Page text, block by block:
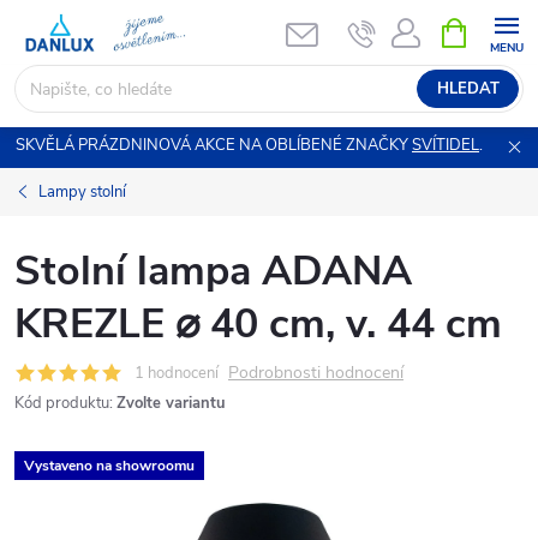
obsah
HLEDAT
NÁKUPNÍ
KOŠÍK
SKVĚLÁ PRÁZDNINOVÁ AKCE NA OBLÍBENÉ ZNAČKYSVÍTIDEL.
Lampy stolní
Stolní lampa ADANA
KREZLE ⌀ 40 cm, v. 44 cm
1 hodnocení Podrobnosti hodnocení
Kód produktu: Zvolte variantu
Vystaveno na showroomu